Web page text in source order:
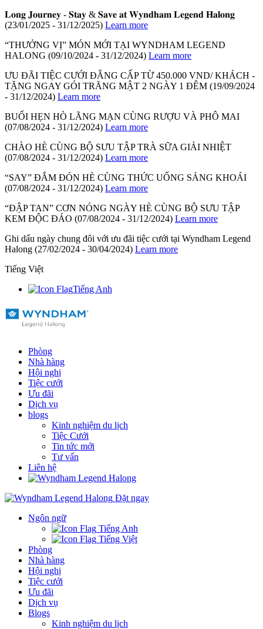
𝐋𝐨𝐧𝐠 𝐉𝐨𝐮𝐫𝐧𝐞𝐲 - 𝐒𝐭𝐚𝐲 & 𝐒𝐚𝐯𝐞 𝐚𝐭 𝐖𝐲𝐧𝐝𝐡𝐚𝐦 𝐋𝐞𝐠𝐞𝐧𝐝 𝐇𝐚𝐥𝐨𝐧𝐠
(23/01/2025 - 31/12/2025) Learn more
“THƯỞNG VỊ” MÓN MỚI TẠI WYNDHAM LEGEND
HALONG (09/10/2024 - 31/12/2024) Learn more
ƯU ĐÃI TIỆC CƯỚI ĐẲNG CẤP TỪ 450.000 VND/ KHÁCH -
TẶNG NGAY GÓI TRĂNG MẬT 2 NGÀY 1 ĐÊM (19/09/2024
- 31/12/2024) Learn more
BUỔI HẸN HÒ LÃNG MẠN CÙNG RƯỢU VÀ PHÔ MAI
(07/08/2024 - 31/12/2024) Learn more
CHÀO HÈ CÙNG BỘ SƯU TẬP TRÀ SỮA GIẢI NHIỆT
(07/08/2024 - 31/12/2024) Learn more
“SAY” ĐẮM ĐÓN HÈ CÙNG THỨC UỐNG SẢNG KHOÁI
(07/08/2024 - 31/12/2024) Learn more
“ĐẬP TAN” CƠN NÓNG NGÀY HÈ CÙNG BỘ SƯU TẬP
KEM ĐỘC ĐÁO (07/08/2024 - 31/12/2024) Learn more
Ghi dấu ngày chung đôi với ưu đãi tiệc cưới tại Wyndham Legend
Halong (27/02/2024 - 30/04/2024) Learn more
Tiếng Việt
Tiếng Anh
Phòng
Nhà hàng
Hội nghị
Tiệc cưới
Ưu đãi
Dịch vụ
blogs
Kinh nghiệm du lịch
Tiệc Cưới
Tin tức mới
Tư vấn
Liên hệ
Đặt ngay
Ngôn ngữ
Tiếng Anh
Tiếng Việt
Phòng
Nhà hàng
Hội nghị
Tiệc cưới
Ưu đãi
Dịch vụ
Blogs
Kinh nghiệm du lịch